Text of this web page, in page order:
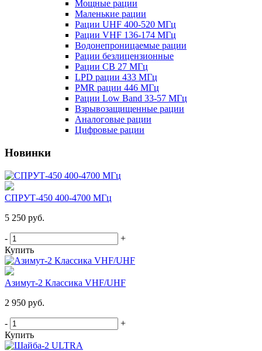
Мощные рации
Маленькие рации
Рации UHF 400-520 МГц
Рации VHF 136-174 МГц
Водонепроницаемые рации
Рации безлицензионные
Рации CB 27 МГц
LPD рации 433 МГц
PMR рации 446 МГц
Рации Low Band 33-57 МГц
Взрывозащищенные рации
Аналоговые рации
Цифровые рации
Новинки
СПРУТ-450 400-4700 МГц
5 250 руб.
-
+
Купить
Азимут-2 Классика VHF/UHF
2 950 руб.
-
+
Купить